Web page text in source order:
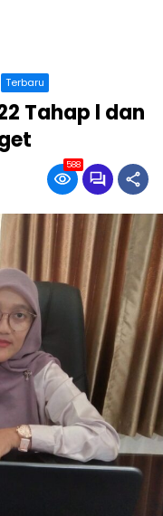
Terbaru
Tahap l dan
588